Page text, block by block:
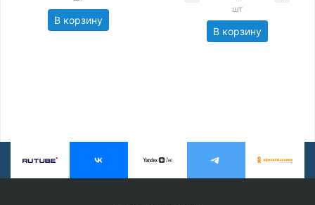
В корзину
шт
В корзину